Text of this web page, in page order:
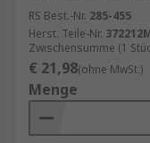
RS Best.-Nr. 285-455
Herst. Teile-Nr.
Zwischensumme (1
€ 21,98(ohne MwSt.)
Menge